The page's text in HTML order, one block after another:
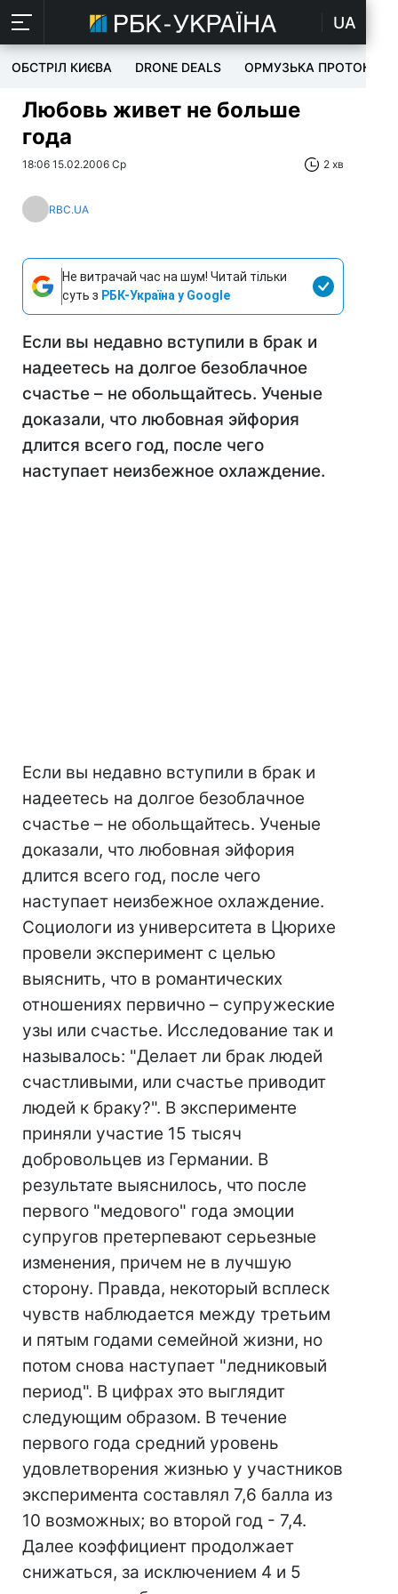
UA
ОБСТРІЛ КИЄВА DRONE DEALS ОРМУЗЬКА ПРОТОКА
Любовь живет не больше
года
18:06 15.02.2006 Ср 2 хв
RBC.UA
Не витрачай час на шум! Читай тільки
суть з РБК-Україна у Google
Если вы недавно вступили в брак и
надеетесь на долгое безоблачное
счастье – не обольщайтесь. Ученые
доказали, что любовная эйфория
длится всего год, после чего
наступает неизбежное охлаждение.
Если вы недавно вступили в брак и
надеетесь на долгое безоблачное
счастье – не обольщайтесь. Ученые
доказали, что любовная эйфория
длится всего год, после чего
наступает неизбежное охлаждение.
Социологи из университета в Цюрихе
провели эксперимент с целью
выяснить, что в романтических
отношениях первично – супружеские
узы или счастье. Исследование так и
называлось: "Делает ли брак людей
счастливыми, или счастье приводит
людей к браку?". В эксперименте
приняли участие 15 тысяч
добровольцев из Германии. В
результате выяснилось, что после
первого "медового" года эмоции
супругов претерпевают серьезные
изменения, причем не в лучшую
сторону. Правда, некоторый всплеск
чувств наблюдается между третьим
и пятым годами семейной жизни, но
потом снова наступает "ледниковый
период". В цифрах это выглядит
следующим образом. В течение
первого года средний уровень
удовлетворения жизнью у участников
эксперимента составлял 7,6 балла из
10 возможных; во второй год - 7,4.
Далее коэффициент продолжает
снижаться, за исключением 4 и 5